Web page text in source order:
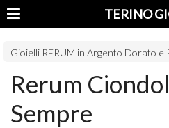
TERINO
Gioielli RERUM in Argento Dorato
Rerum
Sempre